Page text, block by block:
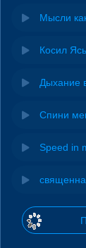
Мысли
Косил
Дыхание
Спини
Speed in